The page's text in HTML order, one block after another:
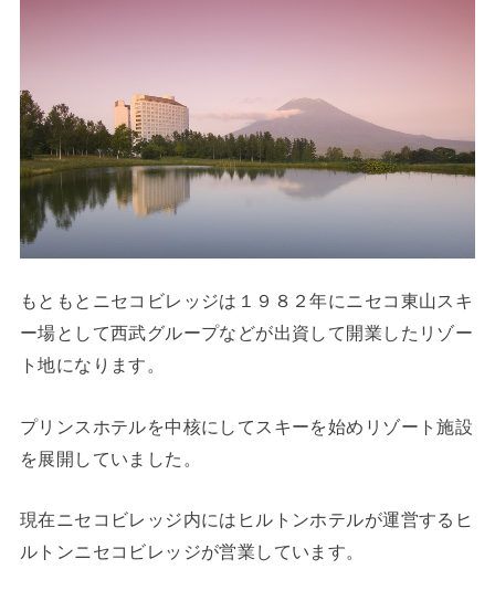
もともとニセコビレッジは１９８２年にニセコ東山スキ
ー場として西武グループなどが出資して開業したリゾー
ト地になります。
プリンスホテルを中核にしてスキーを始めリゾート施設
を展開していました。
現在ニセコビレッジ内にはヒルトンホテルが運営するヒ
ルトンニセコビレッジが営業しています。